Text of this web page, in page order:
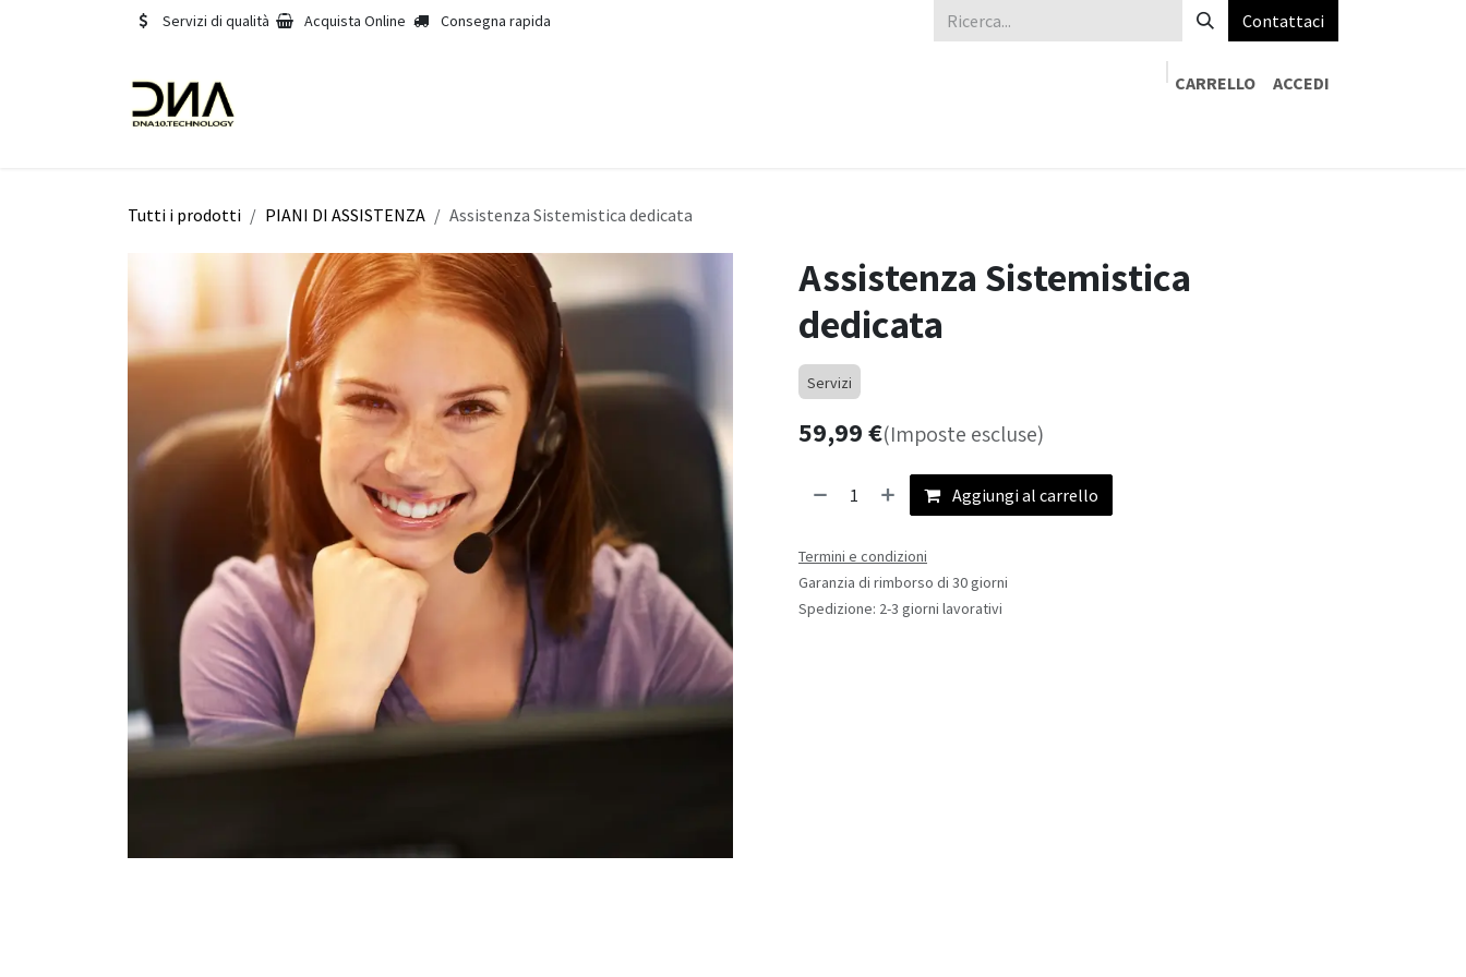
Passa al contenuto Servizi di qualità Acquista Online Consegna rapida Contattaci
CARRELLO
ACCEDI
Tutti i prodotti PIANI DI ASSISTENZA Assistenza Sistemistica dedicata
Assistenza Sistemistica
dedicata
Servizi
59,99€(Imposte escluse)
Aggiungi al carrello
Termini e condizioni
Garanzia di rimborso di 30 giorni
Spedizione: 2-3 giorni lavorativi